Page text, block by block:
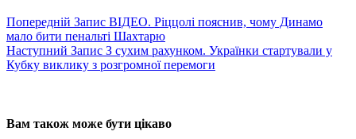
Попередній Запис ВІДЕО. Ріццолі пояснив, чому Динамо
мало бити пенальті Шахтарю
Наступний Запис З сухим рахунком. Українки стартували у
Кубку виклику з розгромної перемоги
Вам також може бути цікаво